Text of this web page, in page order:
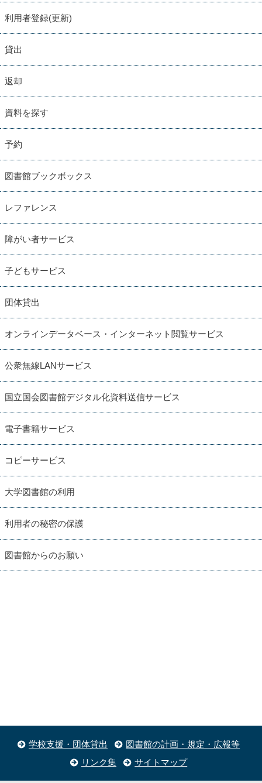
利用者登録(更新)
貸出
返却
資料を探す
予約
図書館ブックボックス
レファレンス
障がい者サービス
子どもサービス
団体貸出
オンラインデータベース・インターネット閲覧サービス
公衆無線LANサービス
国立国会図書館デジタル化資料送信サービス
電子書籍サービス
コピーサービス
大学図書館の利用
利用者の秘密の保護
図書館からのお願い
学校支援・団体貸出
図書館の計画・規定・広報等
リンク集
サイトマップ